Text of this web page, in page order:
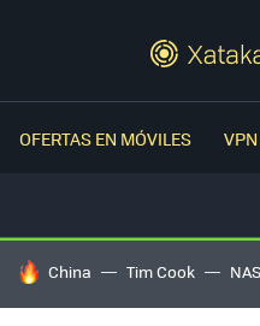
OFERTAS EN MÓVILES
HOY SE HABLA DE
China Tim Cook